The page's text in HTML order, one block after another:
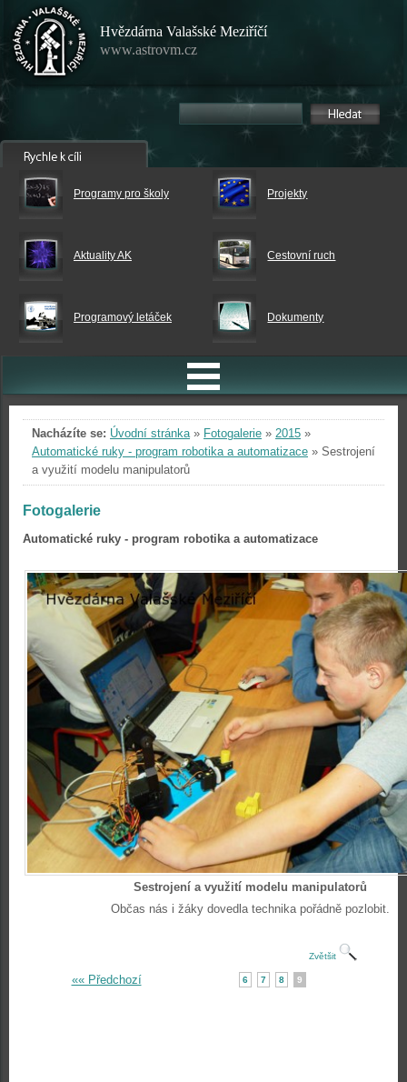
Hvězdárna Valašské Meziříčí
www.astrovm.cz
Programy pro školy Projekty
Aktuality AK Cestovní ruch
Programový letáček Dokumenty
Nacházíte se: Úvodní stránka» Fotogalerie » 2015 »
Automatické ruky - program robotika a automatizace » Sestrojení
a využití modelu manipulatorů
Fotogalerie
Automatické ruky - program robotika a automatizace
Sestrojení a využití modelu manipulatorů
Občas nás i žáky dovedla technika pořádně pozlobit.
Zvětšit
«« Předchozí 6 7 8 9